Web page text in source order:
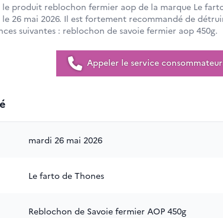
produit reblochon fermier aop de la marque Le
26 mai 2026. Il est fortement recommandé de
suivantes : reblochon de savoie fermier aop 450g.
Appeler le service
mardi 26 mai 2026
Le farto de Thones
Reblochon de Savoie fermier AOP 450g